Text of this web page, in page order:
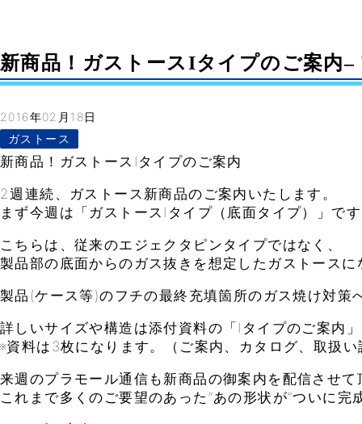
新商品！ガストースIタイプのご案内–
2016年02月18日
ガストース
新商品！ガストースIタイプのご案内
2週連続、ガストース新商品のご案内いたします。
まず今週は「ガストースIタイプ（底面タイプ）」で
こちらは、従来のエジェクタピンタイプではなく、
製品部の底面からのガス抜きを想定したガストースに
製品(ケース等)のフチの最終充填箇所のガス焼け対策
詳しいサイズや構造は添付資料の「Iタイプのご案内
※資料は3枚になります。（ご案内、カタログ、取扱い
来週のプラモール通信も新商品の御案内を配信させて
これまで多くのご要望のあった”あの形状が”ついに完